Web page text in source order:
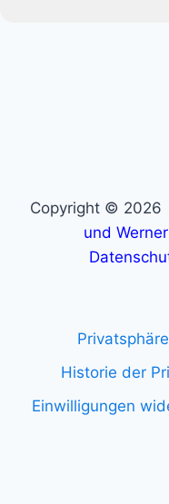
Copyright © 2026
und
Historie der
Einwilligungen